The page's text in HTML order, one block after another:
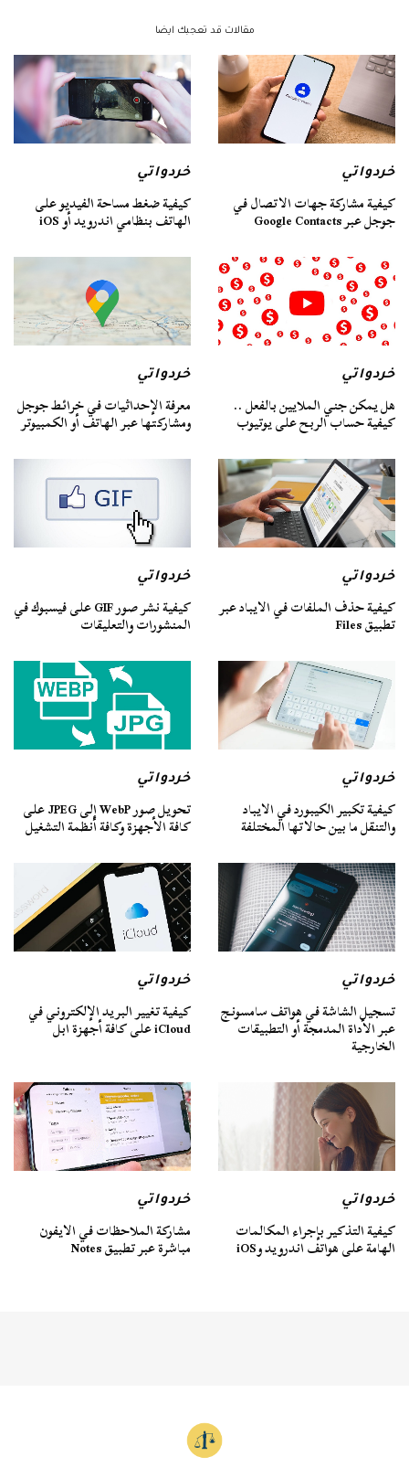
مقالات قد تعجبك ايضا
خردواتي
كيفية مشاركة جهات الاتصال في
جوجل عبر Google Contacts
خردواتي
كيفية ضغط مساحة الفيديو على
الهاتف بنظامي اندرويد أو iOS
خردواتي
هل يمكن جني الملايين بالفعل ..
كيفية حساب الربح على يوتيوب
خردواتي
معرفة الإحداثيات في خرائط جوجل
ومشاركتها عبر الهاتف أو الكمبيوتر
خردواتي
كيفية حذف الملفات في الايباد عبر
تطبيق Files
خردواتي
كيفية نشر صور GIF على فيسبوك في
المنشورات والتعليقات
خردواتي
كيفية تكبير الكيبورد في الايباد
والتنقل ما بين حالاتها المختلفة
خردواتي
تحويل صور WebP إلى JPEG على
كافة الأجهزة وكافة أنظمة التشغيل
خردواتي
تسجيل الشاشة في هواتف سامسونج
عبر الأداة المدمجة أو التطبيقات
الخارجية
خردواتي
كيفية تغيير البريد الإلكتروني في
iCloud على كافة أجهزة ابل
خردواتي
كيفية التذكير بإجراء المكالمات
الهامة على هواتف اندرويد وiOS
خردواتي
مشاركة الملاحظات في الايفون
مباشرة عبر تطبيق Notes